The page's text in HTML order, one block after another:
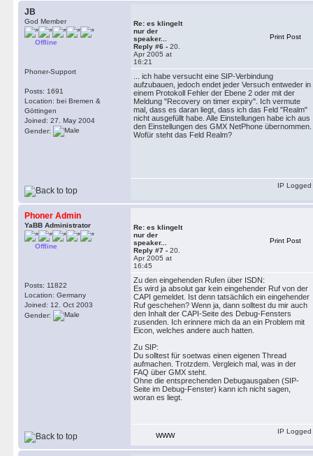
JB
God Member
Offline
Phoner-Support
Posts: 1691
Location: bei Bremen &
Göttingen
Joined: 27. May 2004
Gender:
Re: es klingelt
nur der
speaker...
Reply #6 - 20.
Apr 2005 at
16:21
Print Post
... ich habe versucht eine SIP-Verbindung
aufzubauen, jedoch endet jeder Versuch entweder in
einem Protokoll Fehler der Ebene 2 oder mit der
Meldung "Recovery on timer expiry". Ich vermute
mal, dass es daran liegt, dass ich das Feld "Realm"
nicht ausgefüllt habe. Alle Einstellungen habe ich aus
den Einstellungen des GMX NetPhone übernommen.
Wofür steht das Feld Realm?
IP Logged
Phoner Admin
YaBB Administrator
Offline
Posts: 11822
Location: Germany
Joined: 12. Oct 2003
Gender:
Re: es klingelt
nur der
speaker...
Reply #7 - 20.
Apr 2005 at
16:45
Print Post
Zu den eingehenden Rufen über ISDN:
Es wird ja absolut gar kein eingehender Ruf von der
CAPI gemeldet. Ist denn tatsächlich ein eingehender
Ruf geschehen? Wenn ja, dann solltest du mir auch
den Inhalt der CAPI-Seite des Debug-Fensters
zusenden. Ich erinnere mich da an ein Problem mit
Eicon, welches andere auch hatten.
Zu SIP:
Du solltest für soetwas einen eigenen Thread
aufmachen. Trotzdem. Vergleich mal, was in der
FAQ über GMX steht.
Ohne die entsprechenden Debugausgaben (SIP-
Seite im Debug-Fenster) kann ich nicht sagen,
woran es liegt.
WWW
IP Logged